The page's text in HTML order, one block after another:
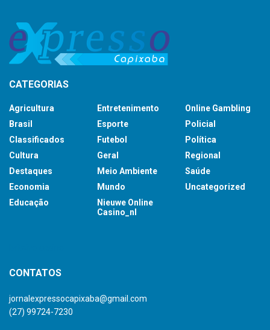
CATEGORIAS
Agricultura
Brasil
Classificados
Cultura
Destaques
Economia
Educação
Entretenimento
Esporte
Futebol
Geral
Meio Ambiente
Mundo
Nieuwe Online
Casino_nl
Online Gambling
Policial
Política
Regional
Saúde
Uncategorized
CONTATOS
jornalexpressocapixaba@gmail.com
(27) 99724-7230